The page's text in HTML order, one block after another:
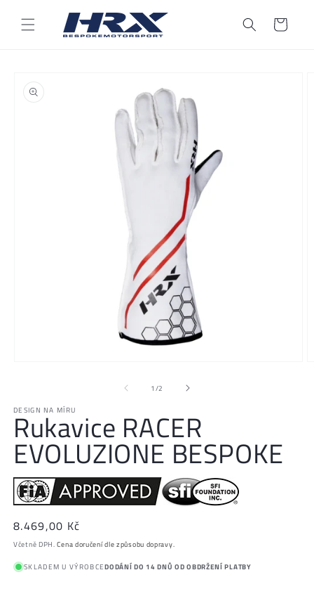
obsahu Košík
v
modálním
okně
1 /z2
DESIGN NA MÍRU
Rukavice RACER
EVOLUZIONE BESPOKE
Běžná
cena
8.469,00 Kč
Včetně DPH.Cena doručení dle způsobu dopravy.
SKLADEM U VÝROBCEDODÁNÍ DO 14 DNŮ OD OBDRŽENÍ PLATBY